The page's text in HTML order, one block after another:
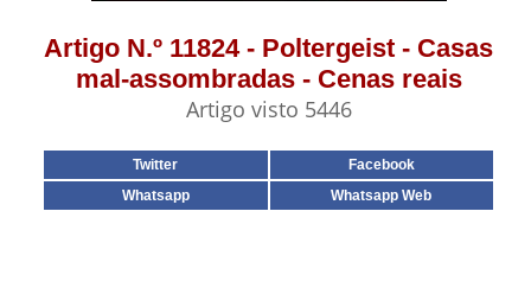
Artigo N.º 11824 - Poltergeist - Casas
mal-assombradas - Cenas reais
Artigo visto 5446
Twitter
Facebook
Whatsapp
Whatsapp Web